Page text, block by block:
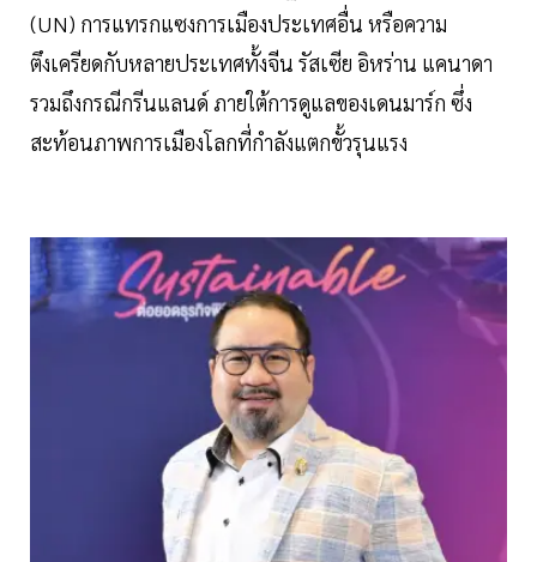
(UN) การแทรกแซงการเมืองประเทศอื่น หรือความ
ตึงเครียดกับหลายประเทศทั้งจีน รัสเซีย อิหร่าน แคนาดา
รวมถึงกรณีกรีนแลนด์ ภายใต้การดูแลของเดนมาร์ก ซึ่ง
สะท้อนภาพการเมืองโลกที่กำลังแตกขั้วรุนแรง